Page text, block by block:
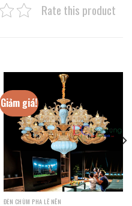
Rate this product
Giảm giá!
ĐÈN CHÙM PHA LÊ NẾN